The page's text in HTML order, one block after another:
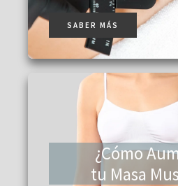
SABER MÁS
¿Cómo
tu Masa